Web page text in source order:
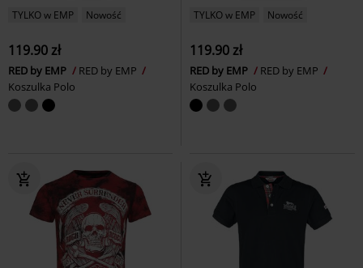
TYLKO w EMP Nowość
119.90 zł
RED by EMP
RED by EMP
Koszulka Polo
TYLKO w EMP Nowość
119.90 zł
RED by EMP
RED by EMP
Koszulka Polo